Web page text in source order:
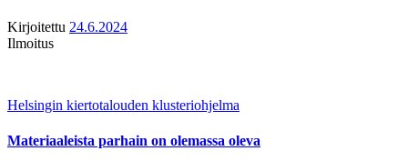
Kirjoitettu 24.6.2024
Ilmoitus
Helsingin kiertotalouden klusteriohjelma
Materiaaleista parhain on olemassa oleva